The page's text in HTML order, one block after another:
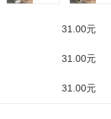
31.00元
31.00元
31.00元